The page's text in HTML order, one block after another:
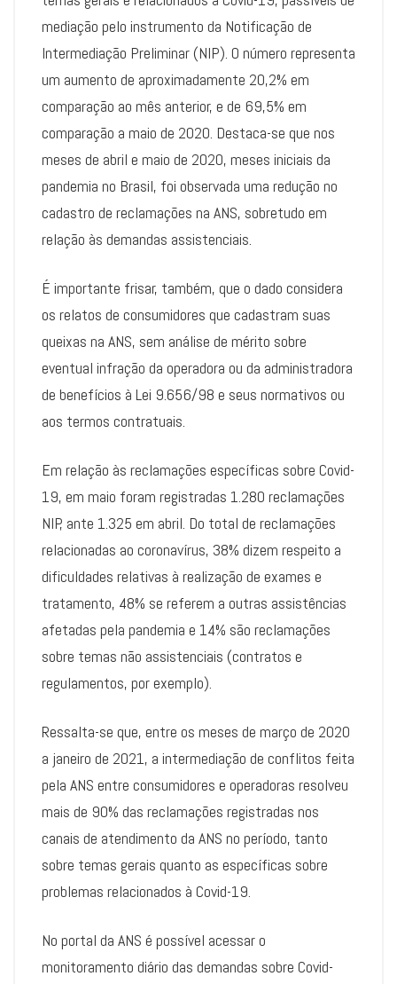
mediação pelo instrumento da Notificação de
Intermediação Preliminar (NIP). O número representa
um aumento de aproximadamente 20,2% em
comparação ao mês anterior, e de 69,5% em
comparação a maio de 2020. Destaca-se que nos
meses de abril e maio de 2020, meses iniciais da
pandemia no Brasil, foi observada uma redução no
cadastro de reclamações na ANS, sobretudo em
relação às demandas assistenciais.
É importante frisar, também, que o dado considera
os relatos de consumidores que cadastram suas
queixas na ANS, sem análise de mérito sobre
eventual infração da operadora ou da administradora
de benefícios à Lei 9.656/98 e seus normativos ou
aos termos contratuais.
Em relação às reclamações específicas sobre Covid-
19, em maio foram registradas 1.280 reclamações
NIP, ante 1.325 em abril. Do total de reclamações
relacionadas ao coronavírus, 38% dizem respeito a
dificuldades relativas à realização de exames e
tratamento, 48% se referem a outras assistências
afetadas pela pandemia e 14% são reclamações
sobre temas não assistenciais (contratos e
regulamentos, por exemplo).
Ressalta-se que, entre os meses de março de 2020
a janeiro de 2021, a intermediação de conflitos feita
pela ANS entre consumidores e operadoras resolveu
mais de 90% das reclamações registradas nos
canais de atendimento da ANS no período, tanto
sobre temas gerais quanto as específicas sobre
problemas relacionados à Covid-19.
No portal da ANS é possível acessar o
monitoramento diário das demandas sobre Covid-